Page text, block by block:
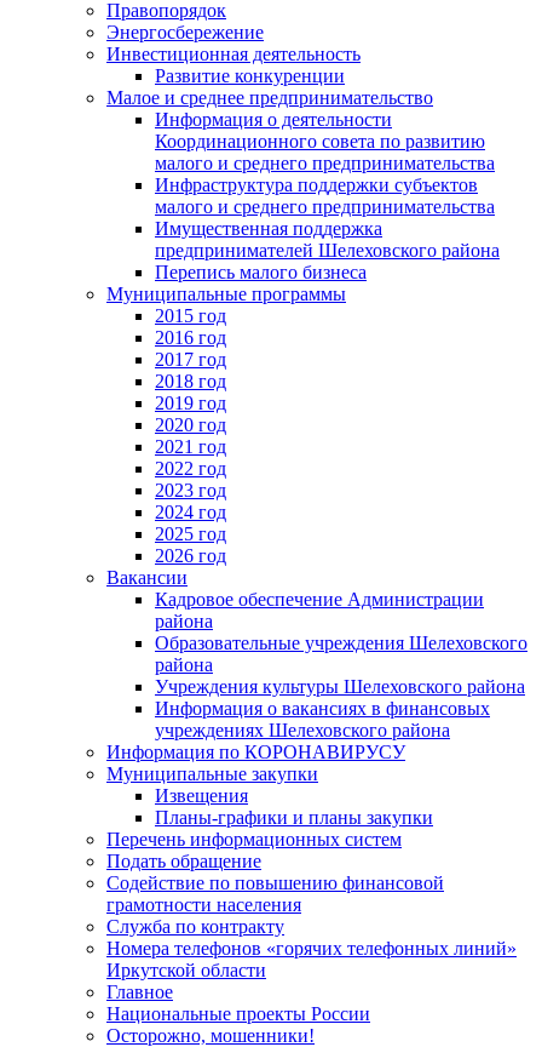
Правопорядок
Энергосбережение
Инвестиционная деятельность
Развитие конкуренции
Малое и среднее предпринимательство
Информация о деятельности
Координационного совета по развитию
малого и среднего предпринимательства
Инфраструктура поддержки субъектов
малого и среднего предпринимательства
Имущественная поддержка
предпринимателей Шелеховского района
Перепись малого бизнеса
Муниципальные программы
2015 год
2016 год
2017 год
2018 год
2019 год
2020 год
2021 год
2022 год
2023 год
2024 год
2025 год
2026 год
Вакансии
Кадровое обеспечение Администрации
района
Образовательные учреждения Шелеховского
района
Учреждения культуры Шелеховского района
Информация о вакансиях в финансовых
учреждениях Шелеховского района
Информация по КОРОНАВИРУСУ
Муниципальные закупки
Извещения
Планы-графики и планы закупки
Перечень информационных систем
Подать обращение
Содействие по повышению финансовой
грамотности населения
Служба по контракту
Номера телефонов «горячих телефонных линий»
Иркутской области
Главное
Национальные проекты России
Осторожно, мошенники!